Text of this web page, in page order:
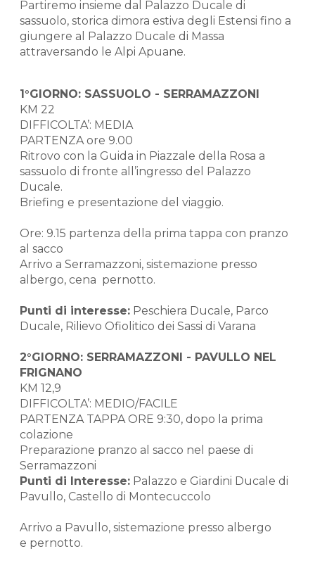
Partiremo insieme dal Palazzo Ducale di
sassuolo, storica dimora estiva degli Estensi fino a
giungere al Palazzo Ducale di Massa
attraversando le Alpi Apuane.
1°GIORNO: SASSUOLO - SERRAMAZZONI
KM 22
DIFFICOLTA’: MEDIA
PARTENZA ore 9.00
Ritrovo con la Guida in Piazzale della Rosa a
sassuolo di fronte all’ingresso del Palazzo
Ducale.
Briefing e presentazione del viaggio.
Ore: 9.15 partenza della prima tappa con pranzo
al sacco
Arrivo a Serramazzoni, sistemazione presso
albergo, cena pernotto.
Punti di interesse: Peschiera Ducale, Parco
Ducale, Rilievo Ofiolitico dei Sassi di Varana
2°GIORNO: SERRAMAZZONI - PAVULLO NEL
FRIGNANO
KM 12,9
DIFFICOLTA’: MEDIO/FACILE
PARTENZA TAPPA ORE 9:30, dopo la prima
colazione
Preparazione pranzo al sacco nel paese di
Serramazzoni
Punti di Interesse: Palazzo e Giardini Ducale di
Pavullo, Castello di Montecuccolo
Arrivo a Pavullo, sistemazione presso albergo
e pernotto.